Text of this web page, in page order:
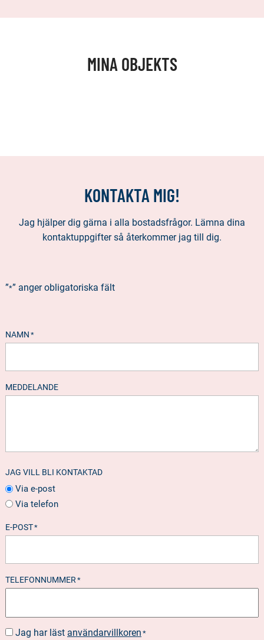
MINA OBJEKTS
KONTAKTA MIG!
Jag hjälper dig gärna i alla bostadsfrågor. Lämna dina
kontaktuppgifter så återkommer jag till dig.
”*” anger obligatoriska fält
NAMN *
MEDDELANDE
JAG VILL BLI KONTAKTAD
Via e-post
Via telefon
E-POST*
TELEFONNUMMER *
SUOSTUMUS *
Jag har läst användarvillkoren *